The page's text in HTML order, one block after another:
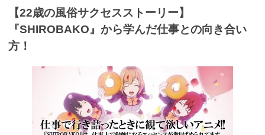
【22歳の風俗サクセスストーリー】
『SHIROBAKO』から学んだ仕事との向き合い
方！